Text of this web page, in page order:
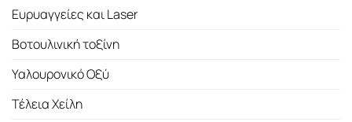
Ευρυαγγείες και Laser
Βοτουλινική τοξίνη
Υαλουρονικό Οξύ
Τέλεια Χείλη